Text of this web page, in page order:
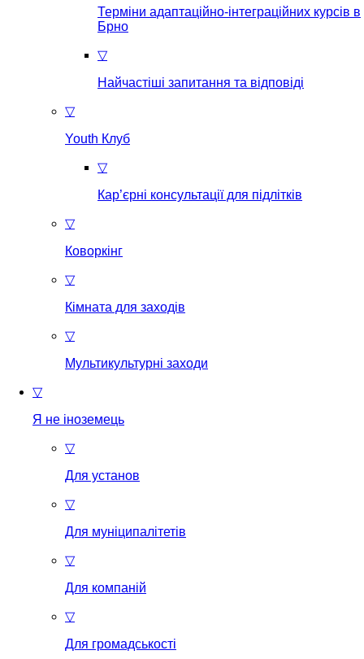
Терміни адаптаційно-інтеграційних курсів в
Брно
▽
Найчастіші запитання та відповіді
▽
Youth Клуб
▽
Кар’єрні консультації для підлітків
▽
Коворкінг
▽
Кімната для заходів
▽
Мультикультурні заходи
▽
Я не іноземець
▽
Для установ
▽
Для муніципалітетів
▽
Для компаній
▽
Для громадськості